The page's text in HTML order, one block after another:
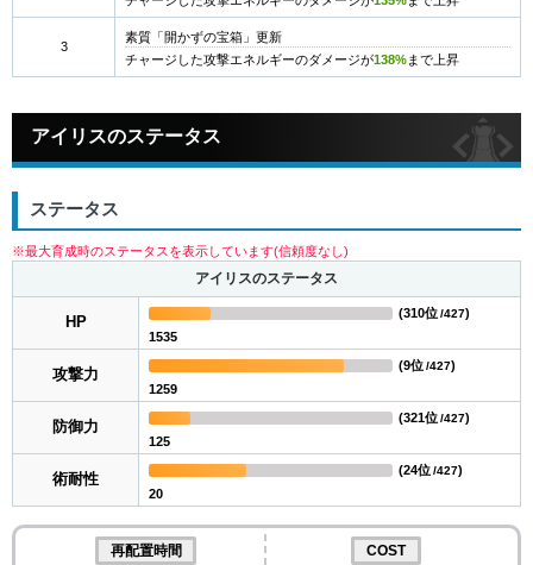
3
素質「開かずの宝箱」更新
チャージした攻撃エネルギーのダメージが138%まで上昇
アイリスのステータス
ステータス
※最大育成時のステータスを表示しています(信頼度なし)
アイリスのステータス
HP
1535
(310位/427)
攻撃力
1259
(9位/427)
防御力
125
(321位/427)
術耐性
20
(24位/427)
再配置時間 COST